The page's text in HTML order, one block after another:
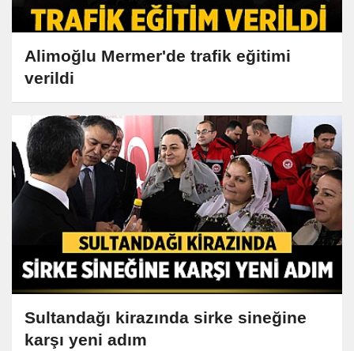
Alimoğlu Mermer'de trafik eğitimi
verildi
Sultandağı kirazında sirke sineğine
karşı yeni adım